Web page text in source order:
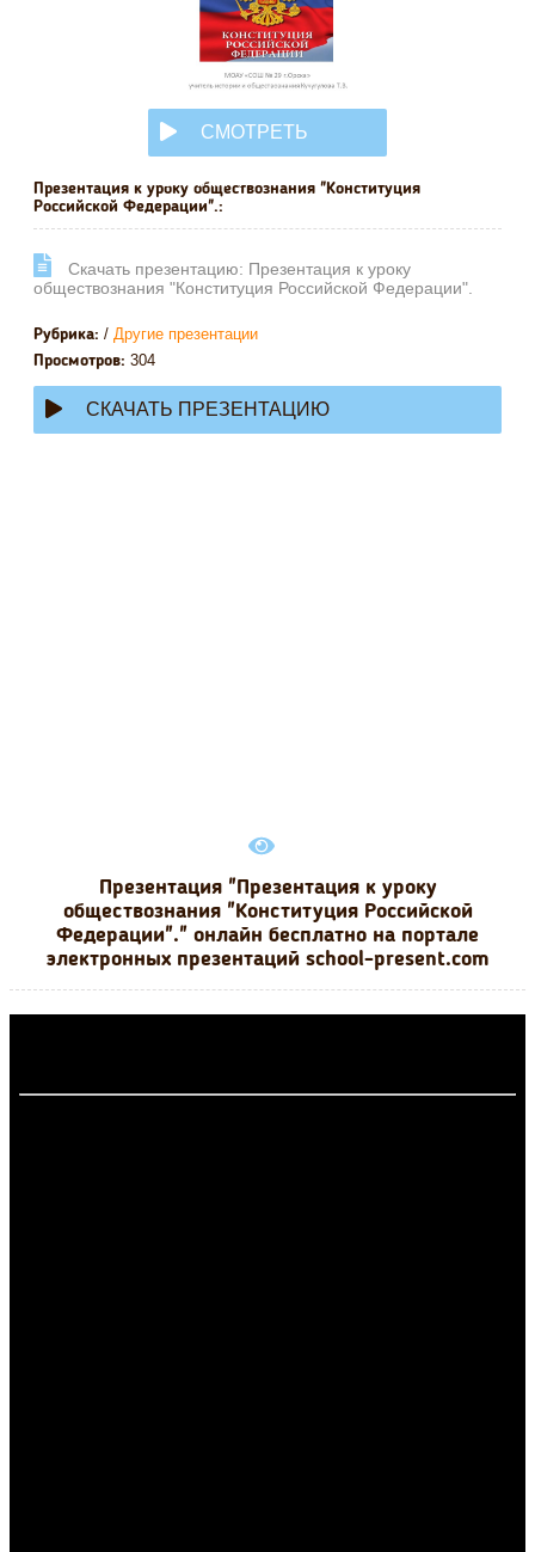
СМОТРЕТЬ
ОНЛАЙН
Презентация к уроку обществознания "Конституция
Российской Федерации".:
Cкачать презентацию: Презентация к уроку
обществознания "Конституция Российской Федерации".
Рубрика: / Другие презентации
Просмотров: 304
СКАЧАТЬ ПРЕЗЕНТАЦИЮ
Презентация "Презентация к уроку
обществознания "Конституция Российской
Федерации"." онлайн бесплатно на портале
электронных презентаций school-present.com